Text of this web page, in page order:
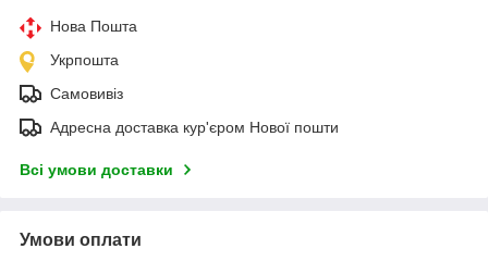
Нова Пошта
Укрпошта
Самовивіз
Адресна доставка кур'єром Нової пошти
Всі умови доставки
Умови оплати